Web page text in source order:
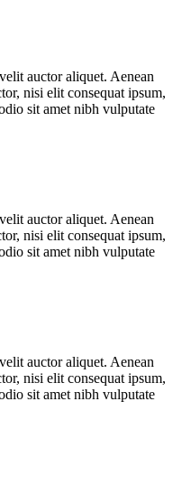
auctor aliquet. Aenean
nisi elit consequat ipsum,
sit amet nibh vulputate
auctor aliquet. Aenean
nisi elit consequat ipsum,
sit amet nibh vulputate
auctor aliquet. Aenean
nisi elit consequat ipsum,
sit amet nibh vulputate